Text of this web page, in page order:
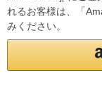
れるお客様は、「
みください。